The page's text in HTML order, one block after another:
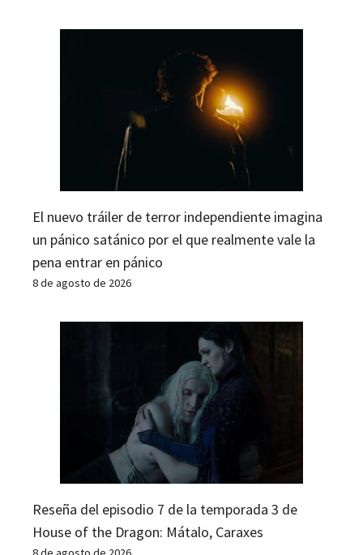
El nuevo tráiler de terror independiente imagina
un pánico satánico por el que realmente vale la
pena entrar en pánico
8 de agosto de 2026
Reseña del episodio 7 de la temporada 3 de
House of the Dragon: Mátalo, Caraxes